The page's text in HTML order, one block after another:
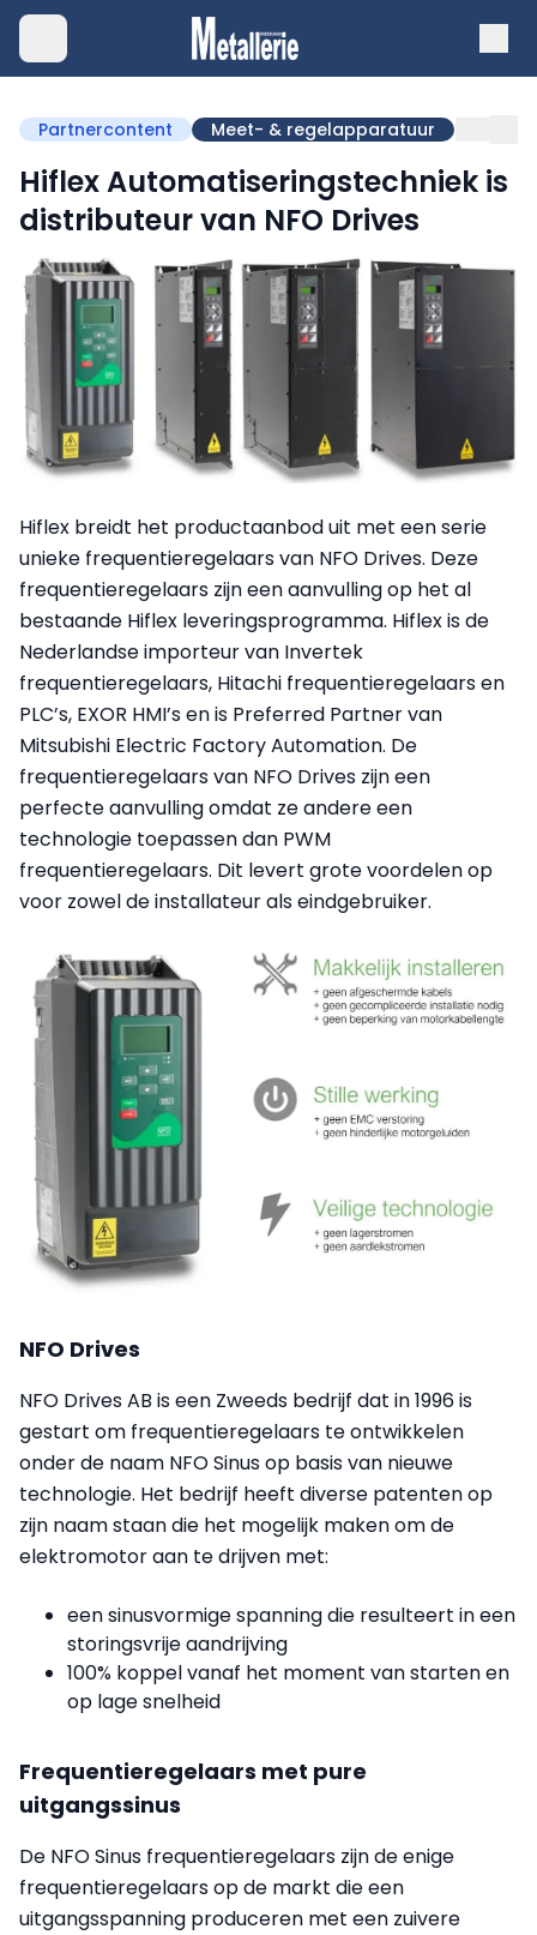
Partnercontent Meet- & regelapparatuur
Hiflex Automatiseringstechniek is
distributeur van NFO Drives
Hiflex breidt het productaanbod uit met een serie
unieke frequentieregelaars van NFO Drives. Deze
frequentieregelaars zijn een aanvulling op het al
bestaande Hiflex leveringsprogramma. Hiflex is de
Nederlandse importeur van Invertek
frequentieregelaars, Hitachi frequentieregelaars en
PLC’s, EXOR HMI’s en is Preferred Partner van
Mitsubishi Electric Factory Automation. De
frequentieregelaars van NFO Drives zijn een
perfecte aanvulling omdat ze andere een
technologie toepassen dan PWM
frequentieregelaars. Dit levert grote voordelen op
voor zowel de installateur als eindgebruiker.
NFO Drives
NFO Drives AB is een Zweeds bedrijf dat in 1996 is
gestart om frequentieregelaars te ontwikkelen
onder de naam NFO Sinus op basis van nieuwe
technologie. Het bedrijf heeft diverse patenten op
zijn naam staan die het mogelijk maken om de
elektromotor aan te drijven met:
een sinusvormige spanning die resulteert in een
storingsvrije aandrijving
100% koppel vanaf het moment van starten en
op lage snelheid
Frequentieregelaars met pure
uitgangssinus
De NFO Sinus frequentieregelaars zijn de enige
frequentieregelaars op de markt die een
uitgangsspanning produceren met een zuivere